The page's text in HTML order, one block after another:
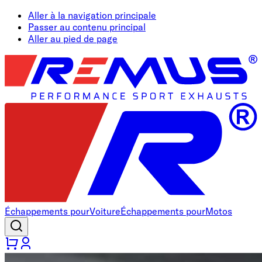
Aller à la navigation principale
Passer au contenu principal
Aller au pied de page
Échappements pourVoitureÉchappements pourMotos